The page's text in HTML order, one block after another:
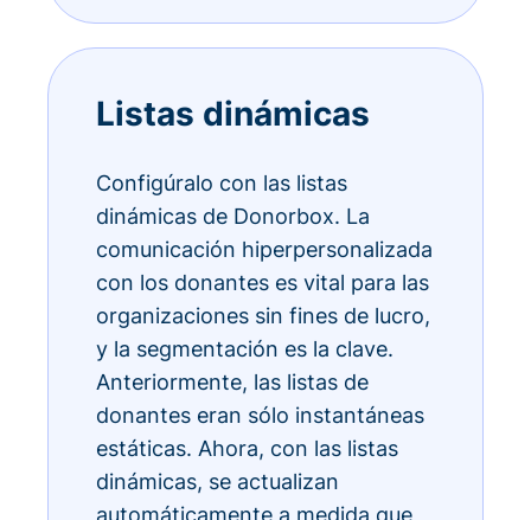
Listas dinámicas
Configúralo con las listas
dinámicas de Donorbox. La
comunicación hiperpersonalizada
con los donantes es vital para las
organizaciones sin fines de lucro,
y la segmentación es la clave.
Anteriormente, las listas de
donantes eran sólo instantáneas
estáticas. Ahora, con las listas
dinámicas, se actualizan
automáticamente a medida que